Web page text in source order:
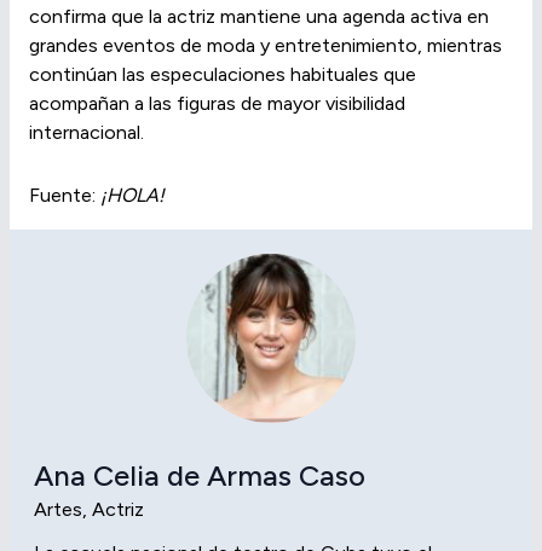
confirma que la actriz mantiene una agenda activa en
grandes eventos de moda y entretenimiento, mientras
continúan las especulaciones habituales que
acompañan a las figuras de mayor visibilidad
internacional.
Fuente: ¡HOLA!
Ana Celia de Armas Caso
Artes, Actriz